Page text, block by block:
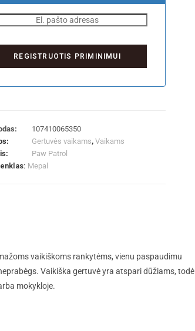
107410065350
Gertuvės vaikams,Vaikams
Paw Patrol
Mepal
vaikiškoms rankytėms, vienu paspaudimu
Vaikiška gertuvė yra atspari dūžiams, todėl
mokykloje.